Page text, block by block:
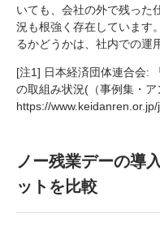
いても、会社の外で残った
況も根強く存在しています
るかどうかは、社内での運
[注1] 日本経済団体連合会:
の取組み状況(（事例集・ア
https://
ノー残業デーの導
ットを比較